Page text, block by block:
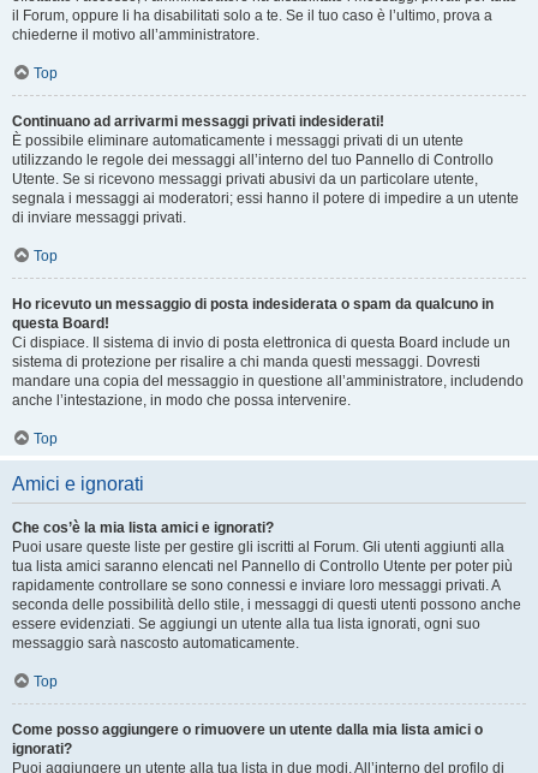
il Forum, oppure li ha disabilitati solo a te. Se il tuo caso è l’ultimo, prova a
chiederne il motivo all’amministratore.
Top
Continuano ad arrivarmi messaggi privati indesiderati!
È possibile eliminare automaticamente i messaggi privati ​​di un utente
utilizzando le regole dei messaggi all’interno del tuo Pannello di Controllo
Utente. Se si ricevono messaggi privati ​​abusivi da un particolare utente,
segnala i messaggi ai moderatori; essi hanno il potere di impedire a un utente
di inviare messaggi privati​​.
Top
Ho ricevuto un messaggio di posta indesiderata o spam da qualcuno in
questa Board!
Ci dispiace. Il sistema di invio di posta elettronica di questa Board include un
sistema di protezione per risalire a chi manda questi messaggi. Dovresti
mandare una copia del messaggio in questione all’amministratore, includendo
anche l’intestazione, in modo che possa intervenire.
Top
Amici e ignorati
Che cos’è la mia lista amici e ignorati?
Puoi usare queste liste per gestire gli iscritti al Forum. Gli utenti aggiunti alla
tua lista amici saranno elencati nel Pannello di Controllo Utente per poter più
rapidamente controllare se sono connessi e inviare loro messaggi privati. A
seconda delle possibilità dello stile, i messaggi di questi utenti possono anche
essere evidenziati. Se aggiungi un utente alla tua lista ignorati, ogni suo
messaggio sarà nascosto automaticamente.
Top
Come posso aggiungere o rimuovere un utente dalla mia lista amici o
ignorati?
Puoi aggiungere un utente alla tua lista in due modi. All’interno del profilo di